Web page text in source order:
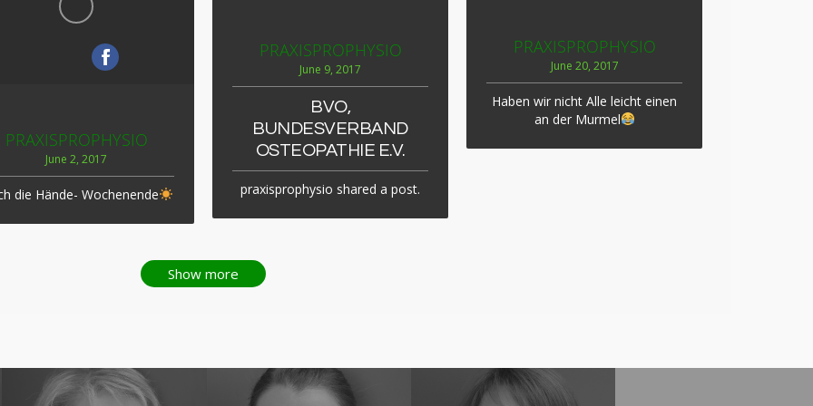
PRAXISPROPHYSIO
June 20, 2017
Haben wir nicht Alle leicht einen
an der Murmel
PRAXISPROPHYSIO
June 9, 2017
BVO,
BUNDESVERBAND
OSTEOPATHIE E.V.
praxisprophysio shared a post.
PRAXISPROPHYSIO
June 2, 2017
die Hände- Wochenende
Show more